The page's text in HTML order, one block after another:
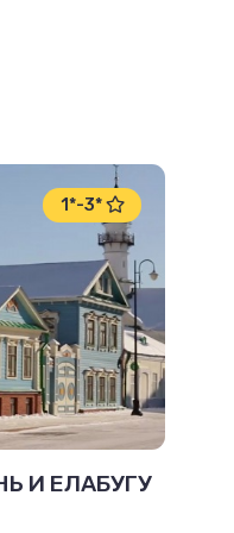
1*-3*
И ЕЛАБУГУ